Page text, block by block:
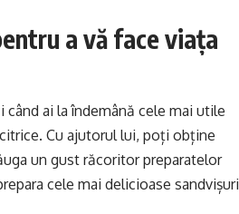
a vă face viața
ai la îndemână cele mai utile
Cu ajutorul lui, poți obține
un gust răcoritor preparatelor
cele mai delicioase sandvișuri